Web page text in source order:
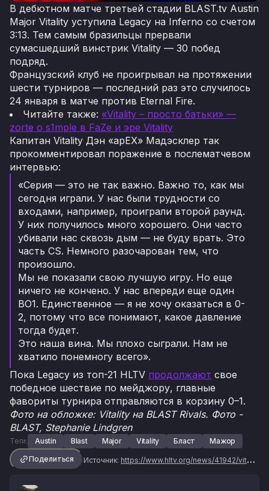
В дебютном матче третьей стадии BLAST.tv Austin
Major Vitality уступила Legacy на Inferno со счетом
3:13. Тем самым бразильцы прервали
сумасшедший винстрик Vitality — 30 побед
подряд.
Французский клуб не проигрывал на протяжении
шести турниров — последний раз это случилось
24 января в матче против Eternal Fire.
Читайте также: «Vitality – просто батьки» —
zorte о s1mple в FaZe и эре Vitality
Капитан Vitality Дэн «apEX» Мадэсклер так
прокомментировал поражение в послематчевом
интервью:
«Серия — это не так важно. Важно то, как мы
сегодня играли. У нас были трудности со
входами, например, проиграли второй раунд.
У них получилось много хорошего. Они часто
убивали нас сквозь дым — не буду врать. Это
часть CS. Немного разочарован тем, что
произошло.
Мы не показали свою лучшую игру. Но еще
ничего не кончено. У нас впереди еще один
BO1. Единственное — я не хочу оказаться в 0-
2, потому что все понимают, какое давление
тогда будет.
Это наша вина. Мы плохо сыграли. Нам не
хватило понемногу всего».
Пока Legacy из топ-21 HLTV продолжают свое
победное шествие по мейджору, главные
фавориты турнира отправляются в корзину 0–1.
Фото на обложке: Vitality на BLAST Rivals. Фото -
BLAST, Stephanie Lindgren
Теги: Austin Blast Major Vitality Бласт
Мажор
Поделиться
Источник: https://www.hltv.org/news/41942/vitalitys-30-match-win-streak-ends-with-bo1-loss-to-legacy